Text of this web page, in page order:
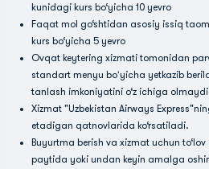
kunidagi kurs bo‘yicha 10 yevro
Faqat mol go‘shtidan asosiy issiq
kurs bo‘yicha 5 yevro
Ovqat keytering xizmati tomonidan
standart menyu boʻyicha yetkazib
tanlash imkoniyatini o‘z ichiga
Xizmat "Uzbekistan Airways
etadigan qatnovlarida ko‘rsatiladi.
Buyurtma berish va xizmat uchun
paytida yoki undan keyin amalga